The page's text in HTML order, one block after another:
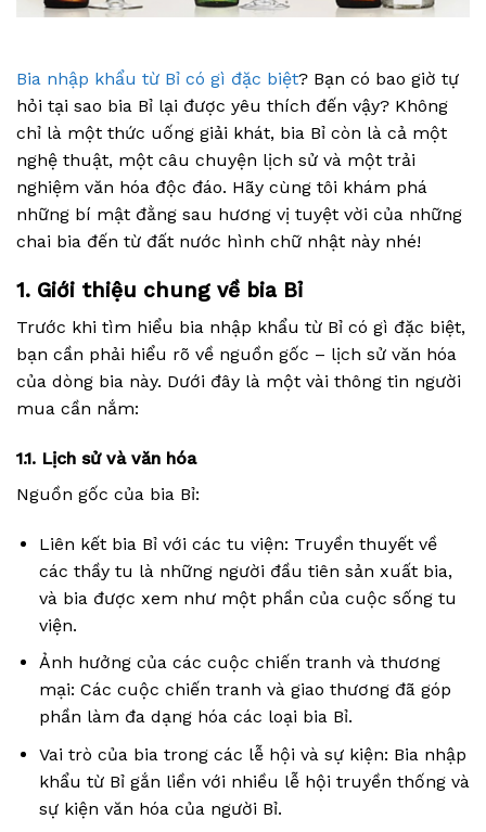
Bia nhập khẩu từ Bỉ có gì đặc biệt? Bạn có bao giờ tự
hỏi tại sao bia Bỉ lại được yêu thích đến vậy? Không
chỉ là một thức uống giải khát, bia Bỉ còn là cả một
nghệ thuật, một câu chuyện lịch sử và một trải
nghiệm văn hóa độc đáo. Hãy cùng tôi khám phá
những bí mật đằng sau hương vị tuyệt vời của những
chai bia đến từ đất nước hình chữ nhật này nhé!
1. Giới thiệu chung về bia Bỉ
Trước khi tìm hiểu bia nhập khẩu từ Bỉ có gì đặc biệt,
bạn cần phải hiểu rõ về nguồn gốc – lịch sử văn hóa
của dòng bia này. Dưới đây là một vài thông tin người
mua cần nắm:
1.1. Lịch sử và văn hóa
Nguồn gốc của bia Bỉ:
Liên kết bia Bỉ với các tu viện: Truyền thuyết về
các thầy tu là những người đầu tiên sản xuất bia,
và bia được xem như một phần của cuộc sống tu
viện.
Ảnh hưởng của các cuộc chiến tranh và thương
mại: Các cuộc chiến tranh và giao thương đã góp
phần làm đa dạng hóa các loại bia Bỉ.
Vai trò của bia trong các lễ hội và sự kiện: Bia nhập
khẩu từ Bỉ gắn liền với nhiều lễ hội truyền thống và
sự kiện văn hóa của người Bỉ.